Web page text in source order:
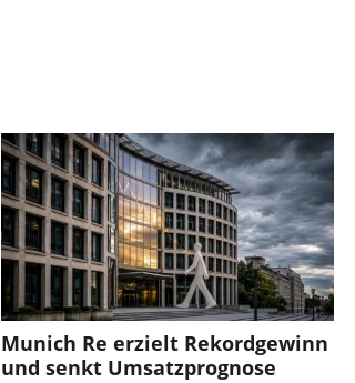
Munich Re erzielt Rekordgewinn
und senkt Umsatzprognose